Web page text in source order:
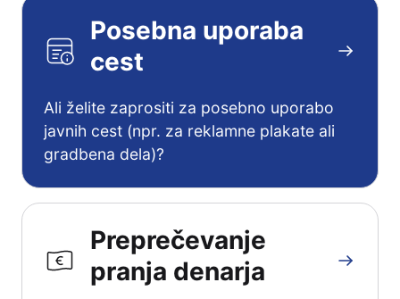
Posebna uporaba
cest
Ali želite zaprositi za posebno uporabo
javnih cest (npr. za reklamne plakate ali
gradbena dela)?
Preprečevanje
pranja denarja